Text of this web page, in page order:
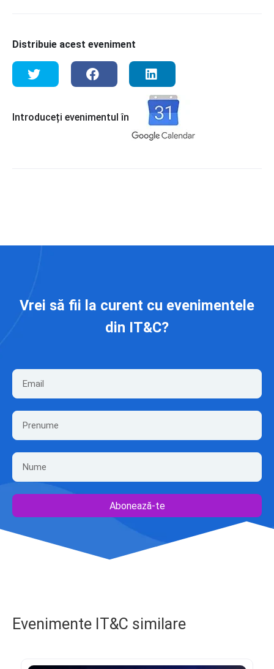
Distribuie acest eveniment
Introduceți evenimentul în
Vrei să fii la curent cu evenimentele
din IT&C?
Abonează-te
Evenimente IT&C similare